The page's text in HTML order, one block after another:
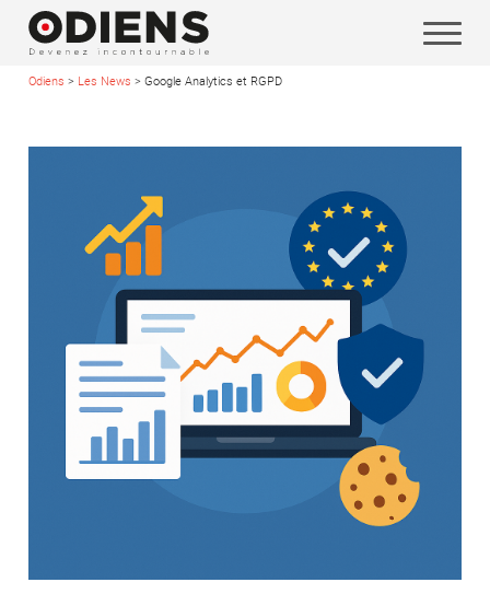
Votre demande
Odiens > Les News >Google Analytics et RGPD